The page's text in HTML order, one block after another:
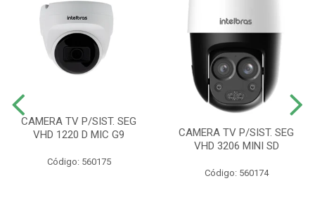
CAMERA TV P/SIST. SEG
VHD 1220 D MIC G9
Código: 560175
CAMERA TV P/SIST. SEG
VHD 3206 MINI SD
Código: 560174